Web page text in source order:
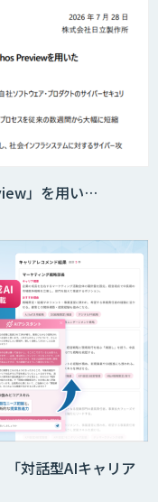
」を用い…
「対話型AIキャリア